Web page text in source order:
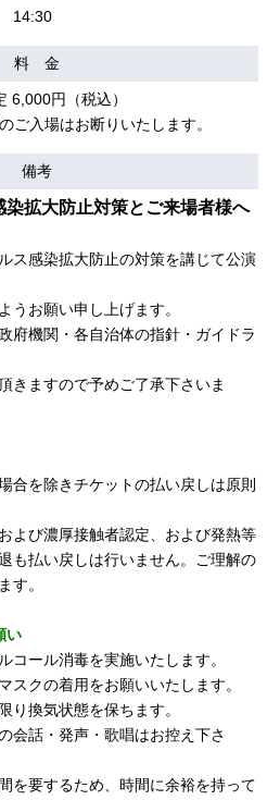
14:30
料 金
6,000円（税込）
ご入場はお断りいたします。
備考
染拡大防止対策とご来場者様へ
ス感染拡大防止の対策を講じて公演
うお願い申し上げます。
府機関・各自治体の指針・ガイドラ
きますので予めご了承下さいま
合を除きチケットの払い戻しは原則
よび濃厚接触者認定、および発熱等
も払い戻しは行いません。ご理解の
す。
い
コール消毒を実施いたします。
スクの着用をお願いいたします。
り換気状態を保ちます。
会話・発声・歌唱はお控え下さ
を要するため、時間に余裕を持って